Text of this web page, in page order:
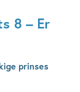
8 – Er
prinses